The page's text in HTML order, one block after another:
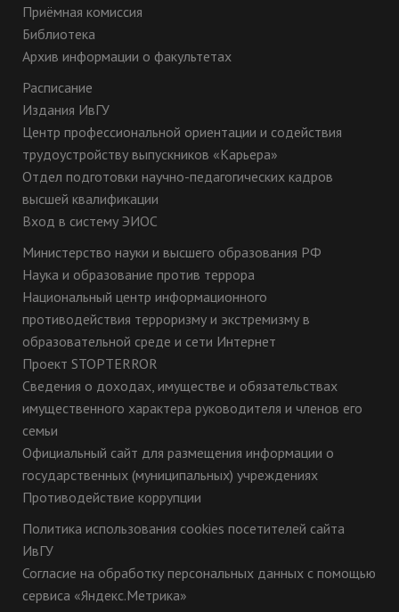
Приёмная комиссия
Библиотека
Архив информации о факультетах
Расписание
Издания ИвГУ
Центр профессиональной ориентации и содействия
трудоустройству выпускников «Карьера»
Отдел подготовки научно-педагогических кадров
высшей квалификации
Вход в систему ЭИОС
Министерство науки и высшего образования РФ
Наука и образование против террора
Национальный центр информационного
противодействия терроризму и экстремизму в
образовательной среде и сети Интернет
Проект STOPTERROR
Сведения о доходах, имуществе и обязательствах
имущественного характера руководителя и членов его
семьи
Официальный сайт для размещения информации о
государственных (муниципальных) учреждениях
Противодействие коррупции
Политика использования cookies посетителей сайта
ИвГУ
Согласие на обработку персональных данных с помощью
сервиса «Яндекс.Метрика»